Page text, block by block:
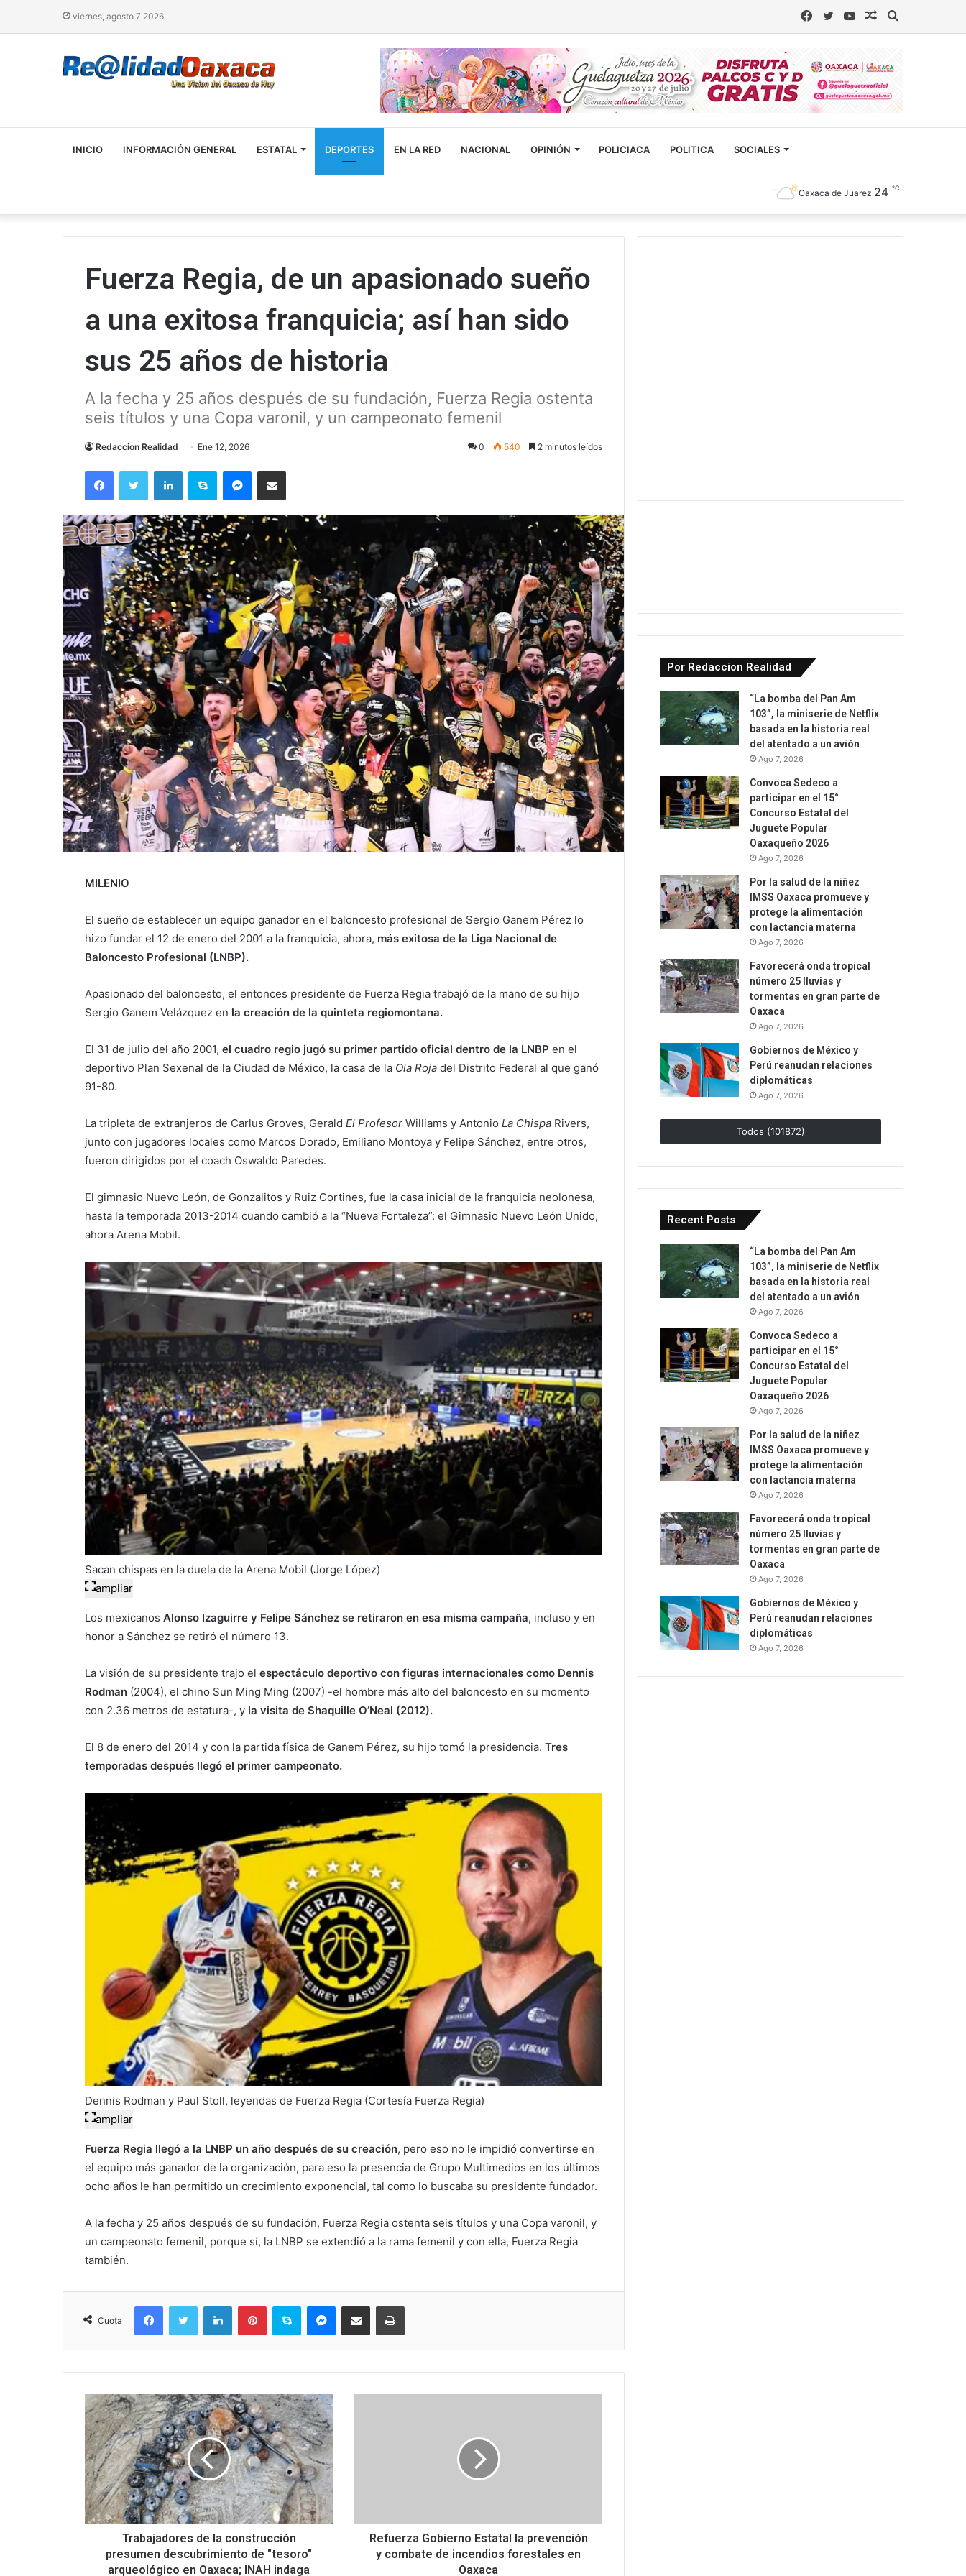
viernes, agosto 7 2026 Buscar
Artículo
YouTube
Twitter
Facebook
INICIO INFORMACIÓN GENERAL ESTATAL DEPORTES EN LA RED NACIONAL OPINIÓN POLICIACA POLITICA SOCIALES
Oaxaca de Juarez 24 ℃
Fuerza Regia, de un apasionado sueño
a una exitosa franquicia; así han sido
sus 25 años de historia
A la fecha y 25 años después de su fundación, Fuerza Regia ostenta
seis títulos y una Copa varonil, y un campeonato femenil
Redaccion Realidad Ene 12, 2026 0 540 2 minutos leídos
FacebookTwitter LinkedInSkype MessengerCompartir via correo electrónico
MILENIO
El sueño de establecer un equipo ganador en el baloncesto profesional de Sergio Ganem Pérez lo
hizo fundar el 12 de enero del 2001 a la franquicia, ahora, más exitosa de la Liga Nacional de
Baloncesto Profesional (LNBP).
Apasionado del baloncesto, el entonces presidente de Fuerza Regia trabajó de la mano de su hijo
Sergio Ganem Velázquez en la creación de la quinteta regiomontana.
El 31 de julio del año 2001, el cuadro regio jugó su primer partido oficial dentro de la LNBP en el
deportivo Plan Sexenal de la Ciudad de México, la casa de la Ola Roja del Distrito Federal al que ganó
91-80.
La tripleta de extranjeros de Carlus Groves, Gerald El Profesor Williams y Antonio La Chispa Rivers,
junto con jugadores locales como Marcos Dorado, Emiliano Montoya y Felipe Sánchez, entre otros,
fueron dirigidos por el coach Oswaldo Paredes.
El gimnasio Nuevo León, de Gonzalitos y Ruiz Cortines, fue la casa inicial de la franquicia neolonesa,
hasta la temporada 2013-2014 cuando cambió a la “Nueva Fortaleza”: el Gimnasio Nuevo León Unido,
ahora Arena Mobil.
Sacan chispas en la duela de la Arena Mobil (Jorge López)
ampliar
Los mexicanos Alonso Izaguirre y Felipe Sánchez se retiraron en esa misma campaña, incluso y en
honor a Sánchez se retiró el número 13.
La visión de su presidente trajo el espectáculo deportivo con figuras internacionales como Dennis
Rodman (2004), el chino Sun Ming Ming (2007) -el hombre más alto del baloncesto en su momento
con 2.36 metros de estatura-, y la visita de Shaquille O’Neal (2012).
El 8 de enero del 2014 y con la partida física de Ganem Pérez, su hijo tomó la presidencia. Tres
temporadas después llegó el primer campeonato.
Dennis Rodman y Paul Stoll, leyendas de Fuerza Regia (Cortesía Fuerza Regia)
ampliar
Fuerza Regia llegó a la LNBP un año después de su creación, pero eso no le impidió convertirse en
el equipo más ganador de la organización, para eso la presencia de Grupo Multimedios en los últimos
ocho años le han permitido un crecimiento exponencial, tal como lo buscaba su presidente fundador.
A la fecha y 25 años después de su fundación, Fuerza Regia ostenta seis títulos y una Copa varonil, y
un campeonato femenil, porque sí, la LNBP se extendió a la rama femenil y con ella, Fuerza Regia
también.
Cuota
FacebookTwitter LinkedInPinterestSkype MessengerCompartir via correo electrónicoImpresión
Trabajadores de la construcción
presumen descubrimiento de "tesoro"
arqueológico en Oaxaca; INAH indaga
Refuerza Gobierno Estatal la prevención
y combate de incendios forestales en
Oaxaca
Por Redaccion Realidad
“La bomba del Pan Am
103”, la miniserie de Netflix
basada en la historia real
del atentado a un avión
Ago 7, 2026
Convoca Sedeco a
participar en el 15°
Concurso Estatal del
Juguete Popular
Oaxaqueño 2026
Ago 7, 2026
Por la salud de la niñez
IMSS Oaxaca promueve y
protege la alimentación
con lactancia materna
Ago 7, 2026
Favorecerá onda tropical
número 25 lluvias y
tormentas en gran parte de
Oaxaca
Ago 7, 2026
Gobiernos de México y
Perú reanudan relaciones
diplomáticas
Ago 7, 2026
Todos (101872)
Recent Posts
“La bomba del Pan Am
103”, la miniserie de Netflix
basada en la historia real
del atentado a un avión
Ago 7, 2026
Convoca Sedeco a
participar en el 15°
Concurso Estatal del
Juguete Popular
Oaxaqueño 2026
Ago 7, 2026
Por la salud de la niñez
IMSS Oaxaca promueve y
protege la alimentación
con lactancia materna
Ago 7, 2026
Favorecerá onda tropical
número 25 lluvias y
tormentas en gran parte de
Oaxaca
Ago 7, 2026
Gobiernos de México y
Perú reanudan relaciones
diplomáticas
Ago 7, 2026